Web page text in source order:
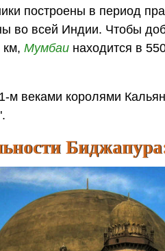
построены в период
во всей Индии. Чтобы
км,Мумбаи находится в
м веками королями